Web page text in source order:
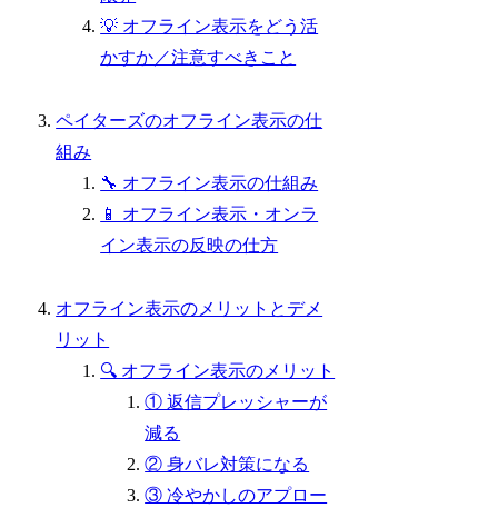
💡 オフライン表示をどう活
かすか／注意すべきこと
ペイターズのオフライン表示の仕
組み
🔧 オフライン表示の仕組み
📱 オフライン表示・オンラ
イン表示の反映の仕方
オフライン表示のメリットとデメ
リット
🔍 オフライン表示のメリット
① 返信プレッシャーが
減る
② 身バレ対策になる
③ 冷やかしのアプロー